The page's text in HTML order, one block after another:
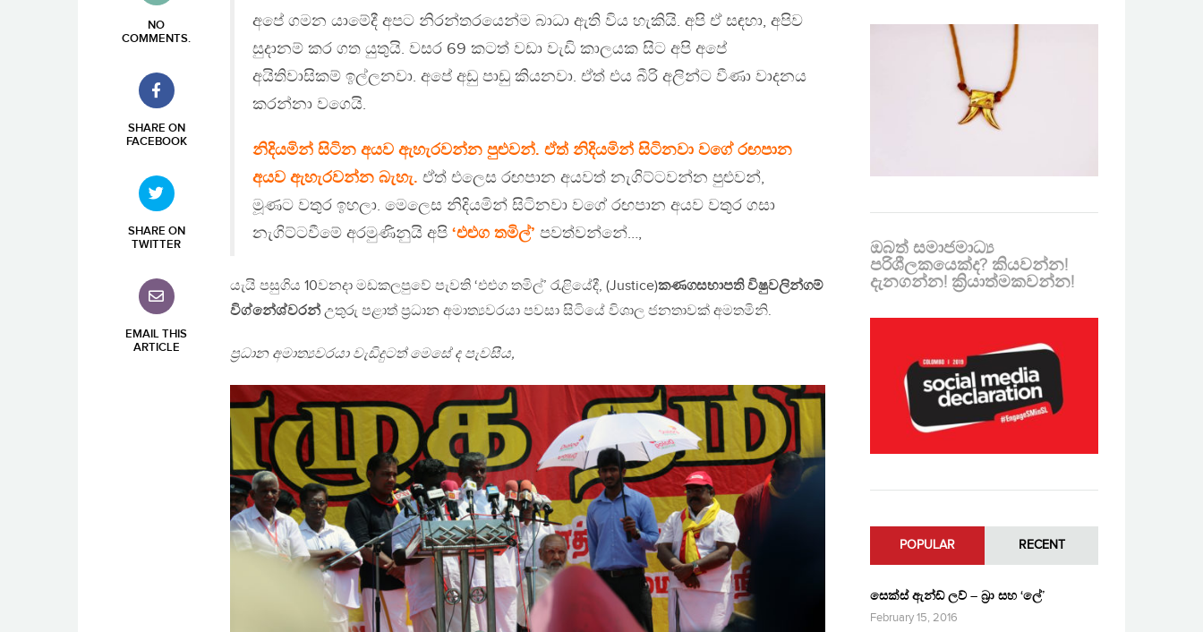
NO
COMMENTS.
SHARE ON
FACEBOOK
SHARE ON
TWITTER
EMAIL THIS
ARTICLE
අපේ ගමන යාමේදී අපට නිරන්තරයෙන්ම බාධා ඇති විය හැකියි. අපි ඒ සඳහා, අපිව
සුදානම් කර ගත යුතුයි. වසර 69 කටත් වඩා වැඩි කාලයක සිට අපි අපේ
අයිතිවාසිකම් ඉල්ලනවා. අපේ අඩු පාඩු කියනවා. ඒත් එය බීරි අලින්ට වීණා වාදනය
කරන්නා වගෙයි.
නිදියමින් සිටින අයව ඇහැරවන්න පුළුවන්. ඒත් නිදියමින් සිටිනවා වගේ රඟපාන
අයව ඇහැරවන්න බැහැ. ඒත් එලෙස රඟපාන අයවත් නැගිට්ටවන්න පුළුවන්,
මූණට වතුර ඉහලා. මෙලෙස නිදියමින් සිටිනවා වගේ රඟපාන අයව වතුර ගසා
නැගිට්ටවීමේ අරමුණිනුයි අපි ‘එළුග තමිල්’ පවත්වන්නේ…,
යැයි පසුගිය 10වනදා මඩකලපුවේ පැවති ‘එළුග තමිල්’ රැළියේදී, (Justice)කණගසභාපති විෂුවලින්ගම්
විග්නේශ්වරන් උතුරු පළාත් ප්‍රධාන අමාත්‍යවරයා පවසා සිටියේ විශාල ජනතාවක් අමතමිනි.
ප්‍රධාන අමාත්‍යවරයා වැඩිදුටත් මෙසේ ද පැවසීය,
ඔබත් සමාජමාධ්‍ය
පරිශීලකයෙක්ද? කියවන්න!
දැනගන්න! ක්‍රියාත්මකවන්න!
POPULAR RECENT
සෙක්ස් ඇන්ඩ් ලව් – බ්‍රා සහ ‘ලේ’
February 15, 2016